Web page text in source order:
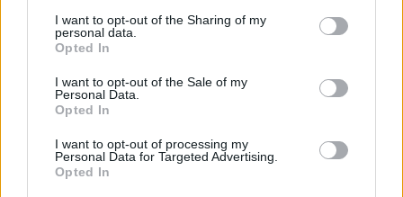
not limited to your visit or usage behaviour. You may click to
grant or deny consent to Google and its third-party tags to
use your data for below specified purposes in below Google
consent section.
I want to opt-out of the Sharing of my
personal data.
Opted In
I want to opt-out of the Sale of my
Personal Data.
Opted In
I want to opt-out of processing my
Personal Data for Targeted Advertising.
Opted In
is nyert volna Monte-Carloban, mert ő ott
Barcelonától jött volna az új aerodiamika, amivel
nagyon dominált volna.” – folytatta.